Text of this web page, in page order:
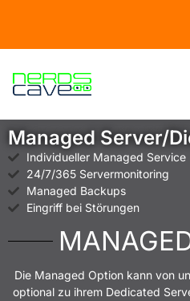
Managed Server/
Individueller Managed Service
24/7/365 Servermonitoring
Managed Backups
Eingriff bei Störungen
Die Managed Option kann von
optional zu ihrem Dedicated